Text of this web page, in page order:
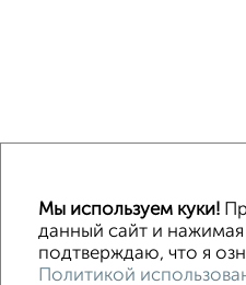
Без посредников В деревне
Деревянный
Готовый дом
Мы используем куки!
данный сайт и нажимая
подтверждаю, что я
Политикой